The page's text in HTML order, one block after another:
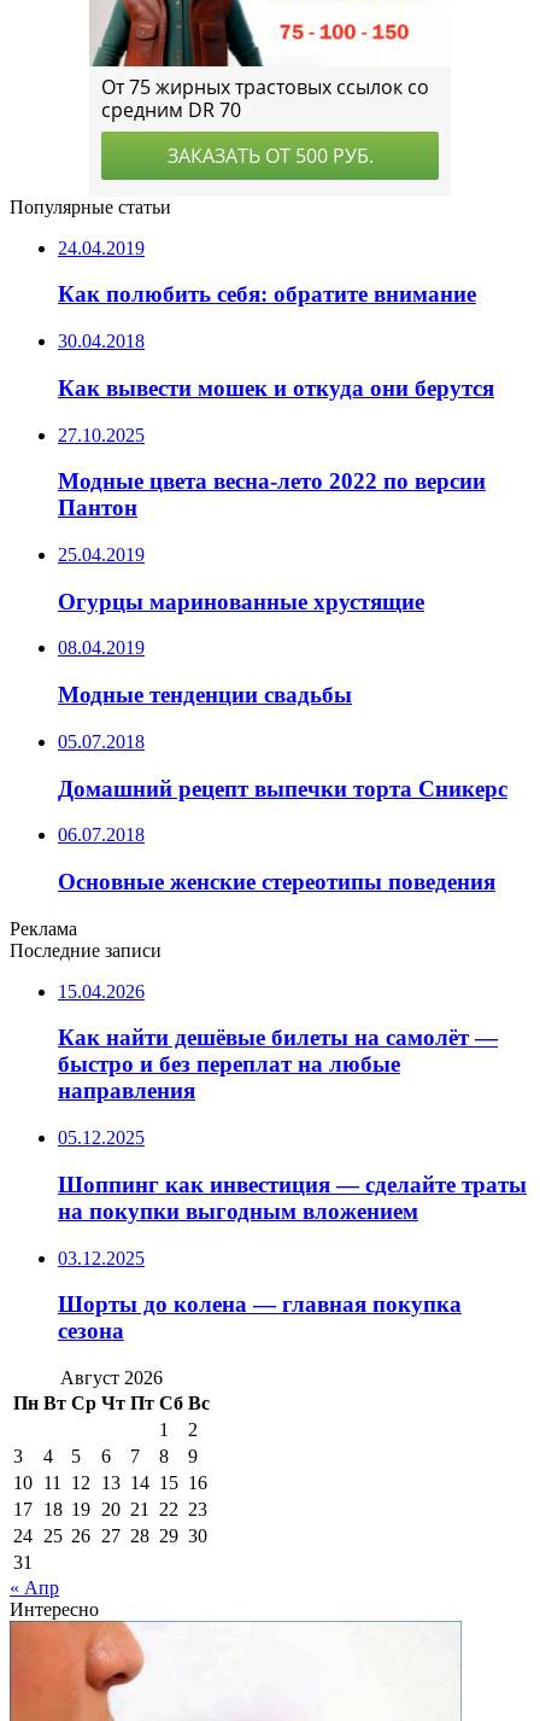
Популярные статьи
24.04.2019
Как полюбить себя: обратите внимание
30.04.2018
Как вывести мошек и откуда они берутся
27.10.2025
Модные цвета весна-лето 2022 по версии
Пантон
25.04.2019
Огурцы маринованные хрустящие
08.04.2019
Модные тенденции свадьбы
05.07.2018
Домашний рецепт выпечки торта Сникерс
06.07.2018
Основные женские стереотипы поведения
Реклама
Последние записи
15.04.2026
Как найти дешёвые билеты на самолёт —
быстро и без переплат на любые
направления
05.12.2025
Шоппинг как инвестиция — сделайте траты
на покупки выгодным вложением
03.12.2025
Шорты до колена — главная покупка
сезона
Август 2026
Пн Вт Ср Чт Пт Сб Вс
1
2
3
4 5 6 7 8
9
10 11 12 13 14 15 16
17 18 19 20 21 22 23
24 25 26 27 28 29 30
31
« Апр
Интересно